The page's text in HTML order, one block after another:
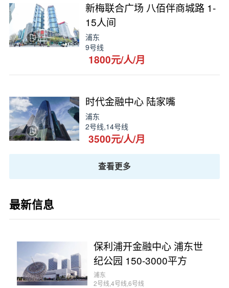
新梅联合广场 八佰伴商城路 1-
15人间
浦东
9号线
1800元/人/月
时代金融中心 陆家嘴
浦东
2号线,14号线
3500元/人/月
查看更多
最新信息
保利浦开金融中心 浦东世
纪公园 150-3000平方
浦东
2号线,4号线,6号线